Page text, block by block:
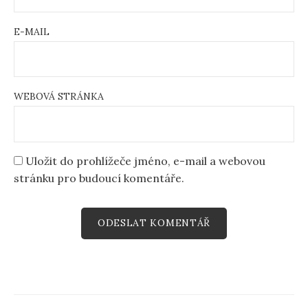
E-MAIL
WEBOVÁ STRÁNKA
Uložit do prohlížeče jméno, e-mail a webovou
stránku pro budoucí komentáře.